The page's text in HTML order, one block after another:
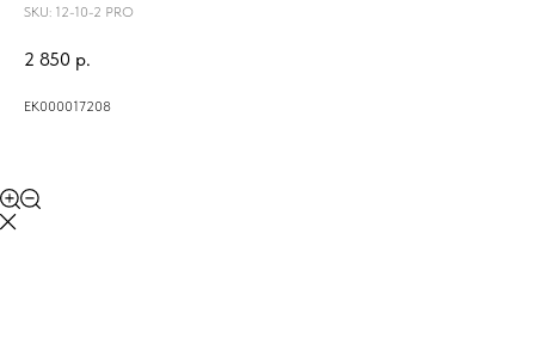
SKU: 12-10-2 PRO
2 850 р.
ЕК000017208